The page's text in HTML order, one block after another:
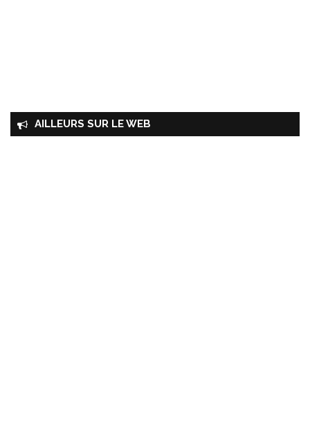
AILLEURS SUR LE WEB